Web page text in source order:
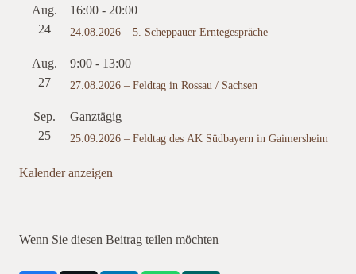
Aug.
24
16:00-20:00
24.08.2026 – 5. Scheppauer Erntegespräche
Aug.
27
9:00- 13:00
27.08.2026 – Feldtag in Rossau / Sachsen
Sep.
25
Ganztägig
25.09.2026 – Feldtag des AK Südbayern in Gaimersheim
Kalender anzeigen
Wenn Sie diesen Beitrag teilen möchten